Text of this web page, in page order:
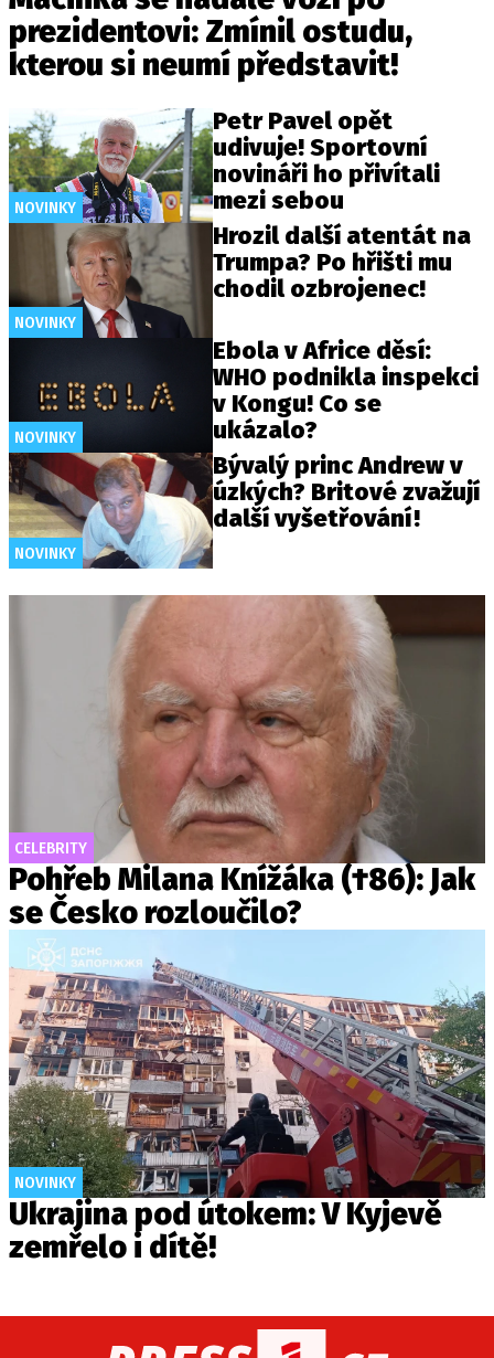
prezidentovi: Zmínil ostudu,
kterou si neumí představit!
NOVINKY
Petr Pavel opět
udivuje! Sportovní
novináři ho přivítali
mezi sebou
NOVINKY
Hrozil další atentát na
Trumpa? Po hřišti mu
chodil ozbrojenec!
NOVINKY
Ebola v Africe děsí:
WHO podnikla inspekci
v Kongu! Co se
ukázalo?
NOVINKY
Bývalý princ Andrew v
úzkých? Britové zvažují
další vyšetřování!
CELEBRITY
Pohřeb Milana Knížáka (†86): Jak
se Česko rozloučilo?
NOVINKY
Ukrajina pod útokem: V Kyjevě
zemřelo i dítě!